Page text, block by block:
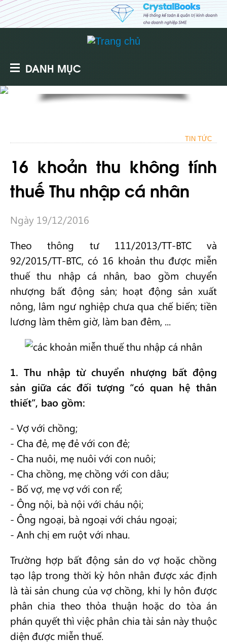
DANH MỤC
TIN TỨC
16 khoản thu không tính
thuế Thu nhập cá nhân
Ngày 19/12/2016
Theo thông tư 111/2013/TT-BTC và
92/2015/TT-BTC, có 16 khoản thu được miễn
thuế thu nhập cá nhân, bao gồm chuyển
nhượng bất động sản; hoạt động sản xuất
nông, lâm ngư nghiệp chưa qua chế biến; tiền
lương làm thêm giờ, làm ban đêm, ...
1. Thu nhập từ chuyển nhượng bất động
sản giữa các đối tượng “có quan hệ thân
thiết”, bao gồm:
- Vợ với chồng;
- Cha đẻ, mẹ đẻ với con đẻ;
- Cha nuôi, mẹ nuôi với con nuôi;
- Cha chồng, mẹ chồng với con dâu;
- Bố vợ, mẹ vợ với con rể;
- Ông nội, bà nội với cháu nội;
- Ông ngoại, bà ngoại với cháu ngoại;
- Anh chị em ruột với nhau.
Trường hợp bất động sản do vợ hoặc chồng
tạo lập trong thời kỳ hôn nhân được xác định
là tài sản chung của vợ chồng, khi ly hôn được
phân chia theo thỏa thuận hoặc do tòa án
phán quyết thì việc phân chia tài sản này thuộc
diện được miễn thuế.